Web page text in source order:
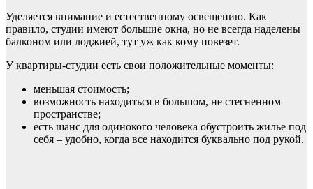
Уделяется внимание и естественному освещению. Как
правило, студии имеют большие окна, но не всегда наделены
балконом или лоджией, тут уж как кому повезет.
У квартиры-студии есть свои положительные моменты:
меньшая стоимость;
возможность находиться в большом, не стесненном
пространстве;
есть шанс для одинокого человека обустроить жилье под
себя – удобно, когда все находится буквально под рукой.